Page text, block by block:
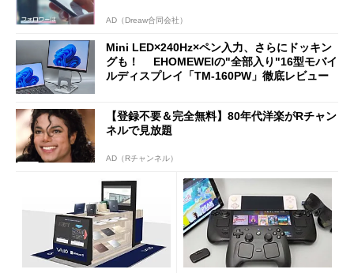
AD（Dreaw合同会社）
Mini LED×240Hz×ペン入力、さらにドッキン
グも！ EHOMEWEIの"全部入り"16型モバイ
ルディスプレイ「TM-160PW」徹底レビュー
【登録不要＆完全無料】80年代洋楽がRチャン
ネルで見放題
AD（Rチャンネル）